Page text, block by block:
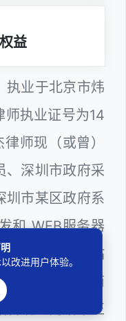
益
执业于北京市炜
师执业证号为14
师现（或曾）
、深圳市政府采
圳市某区政府系
和 WEB服务器
络安全员和网站
络游戏、电子商
合规、网络不正
改进用户体验。